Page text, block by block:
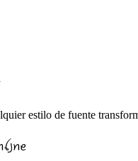
estilo de fuente